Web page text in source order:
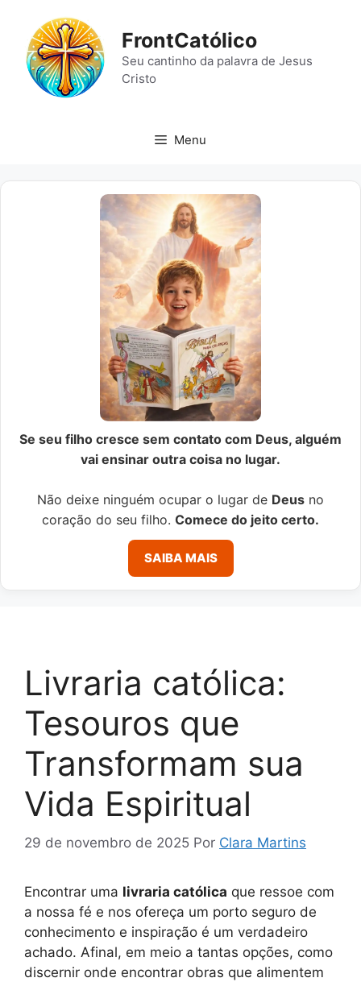
conteúdo
FrontCatólico
Seu cantinho da palavra de Jesus
Cristo
Menu
Se seu filho cresce sem contato com Deus, alguém
vai ensinar outra coisa no lugar.
Não deixe ninguém ocupar o lugar de Deus no
coração do seu filho. Comece do jeito certo.
SAIBA MAIS
Livraria católica:
Tesouros que
Transformam sua
Vida Espiritual
29 de novembro de 2025 Por Clara Martins
Encontrar uma livraria católica que ressoe com
a nossa fé e nos ofereça um porto seguro de
conhecimento e inspiração é um verdadeiro
achado. Afinal, em meio a tantas opções, como
discernir onde encontrar obras que alimentem